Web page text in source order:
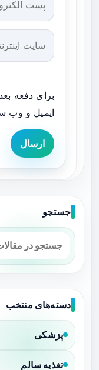
برای دفعه
ایمیل و وب
ارسال
جستجو
دسته‌های منتخب
پزشکی
تغذیه سالم